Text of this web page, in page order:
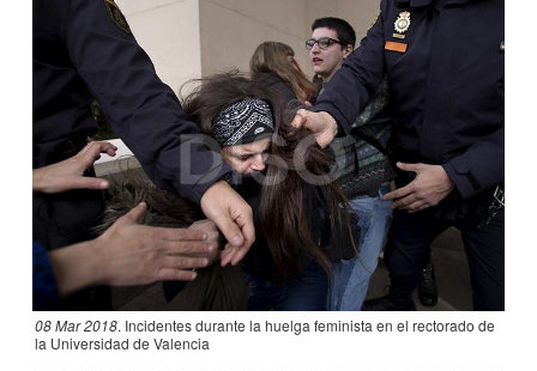
08 Mar 2018. Incidentes durante la huelga feminista en el rectorado de
la Universidad de Valencia